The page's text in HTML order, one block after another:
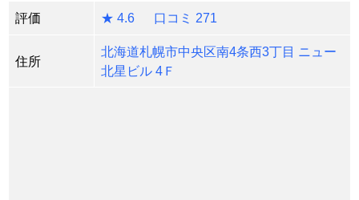
評価 ★ 4.6 口コミ 271
住所
北海道札幌市中央区南4条西3丁目 ニュー
北星ビル 4Ｆ